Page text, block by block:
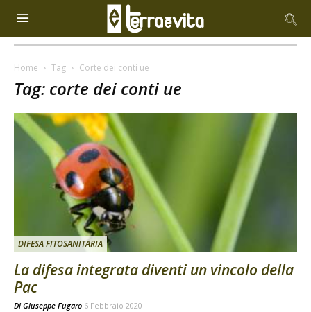
Home Tag Corte dei conti ue
Tag: corte dei conti ue
DIFESA FITOSANITARIA
La difesa integrata diventi un vincolo della
Pac
Di Giuseppe Fugaro 6 Febbraio 2020